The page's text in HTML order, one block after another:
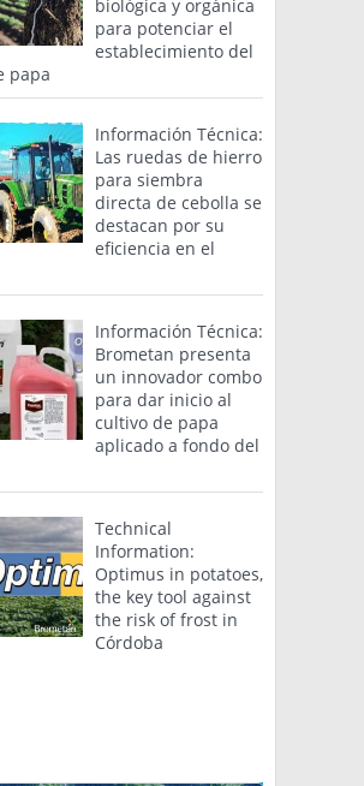
biológica y orgánica
para potenciar el
establecimiento del
papa
Información Técnica:
Las ruedas de hierro
para siembra
directa de cebolla se
destacan por su
eficiencia en el
Información Técnica:
Brometan presenta
un innovador combo
para dar inicio al
cultivo de papa
aplicado a fondo del
Technical
Information:
Optimus in potatoes,
the key tool against
the risk of frost in
Córdoba